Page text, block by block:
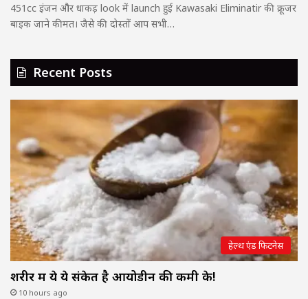
451cc इंजन और धाकड़ look में launch हुई Kawasaki Eliminatir की क्रूजर
बाइक जाने कीमत। जैसे की दोस्तों आप सभी…
Recent Posts
हेल्थ एंड फिटनेस
शरीर में ये ये संकेत है आयोडीन की कमी के!
10 hours ago